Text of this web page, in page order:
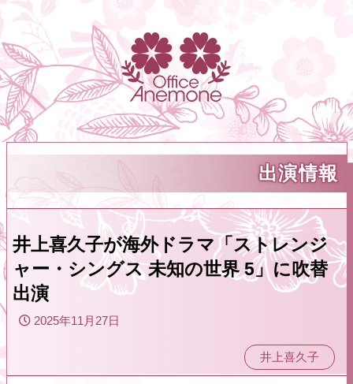
出演情報
井上喜久子が海外ドラマ「ストレンジ
ャー・シングス 未知の世界 5」に吹替
出演
2025年11月27日
井上喜久子